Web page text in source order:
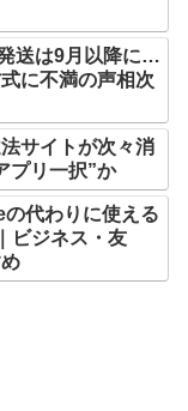
送は9月以降に…
に不満の声相次
サイトが次々消
プリ一択”か
の代わりに使える
ビジネス・友